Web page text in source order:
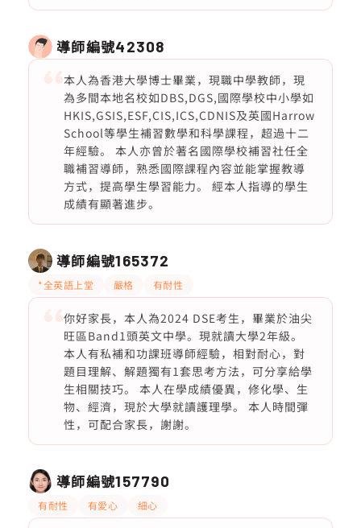
導師編號42308
本人為香港大學博士畢業，現職中學教師，現
為多間本地名校如DBS,DGS,國際學校中小學如
HKIS,GSIS,ESF,CIS,ICS,CDNIS及英國Harrow
School等學生補習數學和科學課程，超過十二
年經驗。 本人亦曾於著名國際學校補習社任全
職補習導師，熟悉國際課程內容並能掌握教導
方式，提高學生學習能力。 經本人指導的學生
成績有顯著進步。
導師編號165372
*全英語上堂 嚴格 有耐性
你好家長，本人為2024 DSE考生，畢業於油尖
旺區Band1頭英文中學。現就讀大學2年級。
本人有私補和功課班導師經驗，相對耐心，對
題目理解、解題獨有1套思考方法，可分享給學
生相關技巧。 本人在學成績優異，修化學、生
物、經濟，現於大學就讀護理學。 本人時間彈
性，可配合家長，謝謝。
導師編號157790
有耐性 有愛心 細心